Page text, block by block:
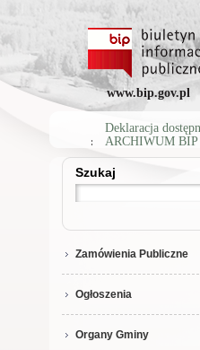
www.bip.gov.pl
Deklaracja
ARCHIWUM BIP
Szukaj
Szukaj
Zamówienia Publiczne
Ogłoszenia
Organy Gminy